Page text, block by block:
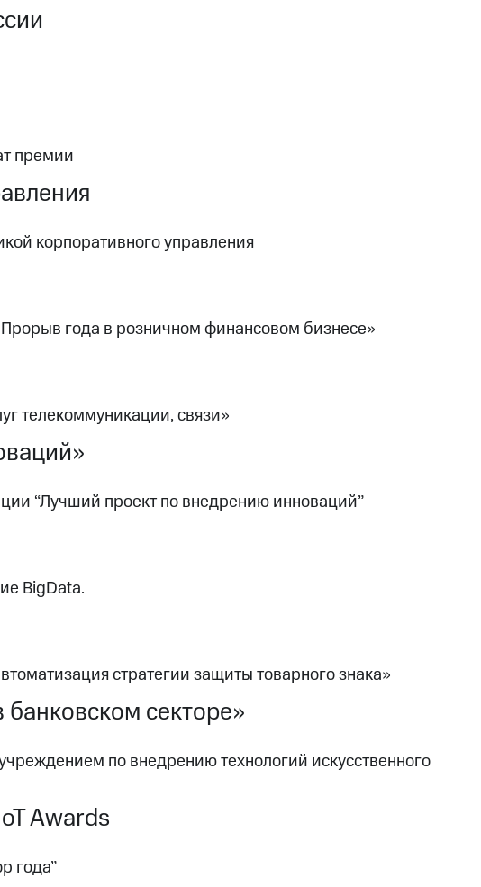
премии
корпоративного управления
года в розничном финансовом бизнесе»
телекоммуникации, связи»
“Лучший проект по внедрению инноваций”
BigData.
стратегии защиты товарного знака»
банковском секторе»
по внедрению технологий искусственного
Awards
года”